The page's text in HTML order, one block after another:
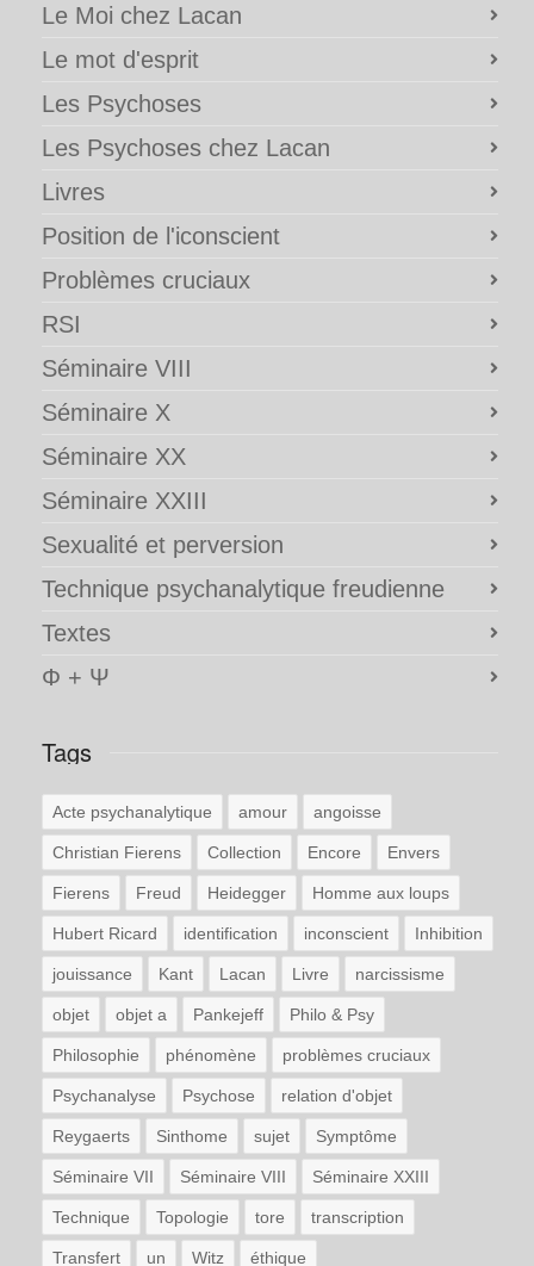
Le Moi chez Lacan
Le mot d'esprit
Les Psychoses
Les Psychoses chez Lacan
Livres
Position de l'iconscient
Problèmes cruciaux
RSI
Séminaire VIII
Séminaire X
Séminaire XX
Séminaire XXIII
Sexualité et perversion
Technique psychanalytique freudienne
Textes
Φ + Ψ
Tags
Acte psychanalytique amour angoisse
Christian Fierens Collection Encore Envers
Fierens Freud Heidegger Homme aux loups
Hubert Ricard identification inconscient Inhibition
jouissance Kant Lacan Livre narcissisme
objet objet a Pankejeff Philo & Psy
Philosophie phénomène problèmes cruciaux
Psychanalyse Psychose relation d'objet
Reygaerts Sinthome sujet Symptôme
Séminaire VII Séminaire VIII Séminaire XXIII
Technique Topologie tore transcription
Transfert un Witz éthique